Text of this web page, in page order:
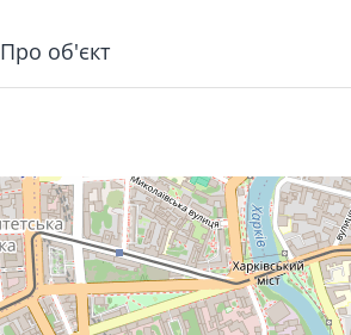
Про об'єкт